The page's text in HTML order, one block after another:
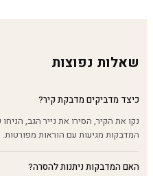
שאלות נפוצות
כיצד מדביקים מדבקת קיר?
נקו את הקיר, הסירו את נייר הגב,
המדבקות מגיעות עם הוראות מפורטות.
האם המדבקות ניתנות להסרה?